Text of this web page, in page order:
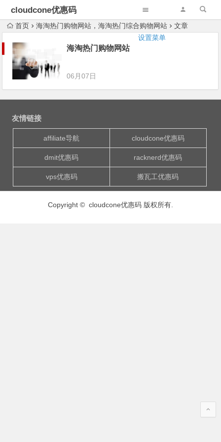
cloudcone优惠码
设置菜单
首页 海淘热门购物网站，海淘热门综合购物网站 文章
海淘热门购物网站
06月07日
友情链接
affiliate导航 cloudcone优惠码
dmit优惠码 racknerd优惠码
vps优惠码 搬瓦工优惠码
Copyright © cloudcone优惠码 版权所有.